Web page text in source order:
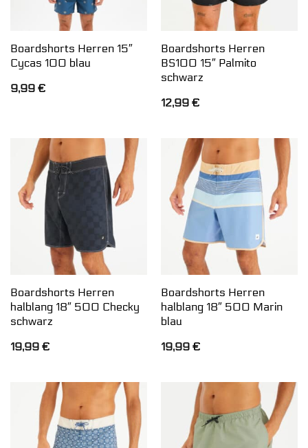
Boardshorts Herren 15″
Cycas 100 blau
9,99 €
Boardshorts Herren
BS100 15″ Palmito
schwarz
12,99 €
Boardshorts Herren
halblang 18″ 500 Checky
schwarz
19,99 €
Boardshorts Herren
halblang 18″ 500 Marin
blau
19,99 €